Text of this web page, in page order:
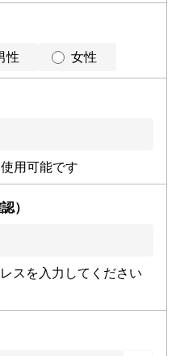
性 女性
用可能です
）
スを入力してください